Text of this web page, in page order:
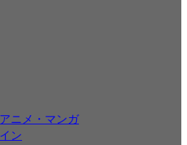
ニメ・マンガ
ン